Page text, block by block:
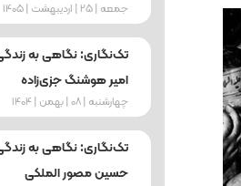
جمعه | 25 | اردیبهشت | 1405
تک‌نگاری: نگاهی به
امیر هوشنگ جزی‌زاده
چهارشنبه | 08 | بهمن | 1404
تک‌نگاری: نگاهی به
حسین مصور الملکی